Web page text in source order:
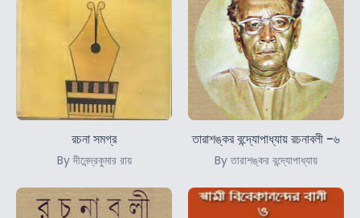
রচনা সমগ্র
By দীনেন্দ্রকুমার রায়
তারাশঙ্কর বন্দ্যোপাধ্যায় রচনাবলী -৬
By তারাশঙ্কর বন্দ্যোপাধ্যায়